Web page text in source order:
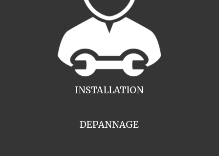
INSTALLATION
DEPANNAGE